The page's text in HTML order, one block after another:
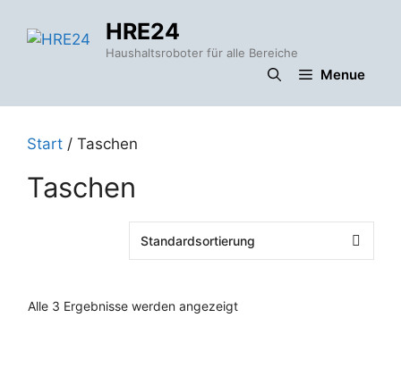
Inhalt
HRE24
Haushaltsroboter für alle Bereiche
Menue
Start / Taschen
Taschen
Alle 3 Ergebnisse werden angezeigt